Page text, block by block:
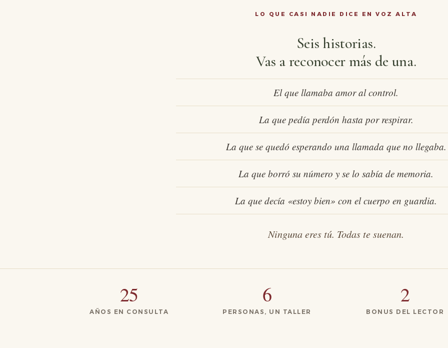
LO QUE CASI NADIE DICE EN VOZ ALTA
Seis historias.
Vas a reconocer más de una.
El que llamaba amor al control.
La que pedía perdón hasta por respirar.
La que se quedó esperando una llamada que no llegaba.
La que borró su número y se lo sabía de memoria.
La que decía «estoy bien» con el cuerpo en guardia.
Ninguna eres tú. Todas te suenan.
25
AÑOS EN CONSULTA
6
PERSONAS, UN TALLER
2
BONUS DEL LECTOR